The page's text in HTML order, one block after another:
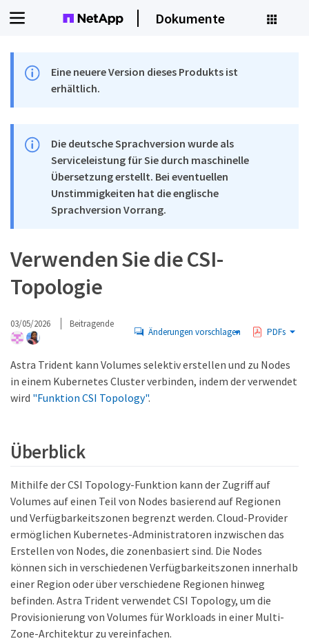
Dokumente
Eine neuere Version dieses Produkts ist
erhältlich.
Die deutsche Sprachversion wurde als
Serviceleistung für Sie durch maschinelle
Übersetzung erstellt. Bei eventuellen
Unstimmigkeiten hat die englische
Sprachversion Vorrang.
Verwenden Sie die CSI-
Topologie
03/05/2026 Beitragende
Änderungen vorschlagen PDFs
Astra Trident kann Volumes selektiv erstellen und zu Nodes
in einem Kubernetes Cluster verbinden, indem der verwendet
wird "Funktion CSI Topology".
Überblick
Mithilfe der CSI Topology-Funktion kann der Zugriff auf
Volumes auf einen Teil von Nodes basierend auf Regionen
und Verfügbarkeitszonen begrenzt werden. Cloud-Provider
ermöglichen Kubernetes-Administratoren inzwischen das
Erstellen von Nodes, die zonenbasiert sind. Die Nodes
können sich in verschiedenen Verfügbarkeitszonen innerhalb
einer Region oder über verschiedene Regionen hinweg
befinden. Astra Trident verwendet CSI Topology, um die
Provisionierung von Volumes für Workloads in einer Multi-
Zone-Architektur zu vereinfachen.